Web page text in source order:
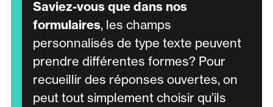
Saviez-vous que dans nos
formulaires, les champs
personnalisés de type texte peuvent
prendre différentes formes? Pour
recueillir des réponses ouvertes, on
peut tout simplement choisir qu’ils